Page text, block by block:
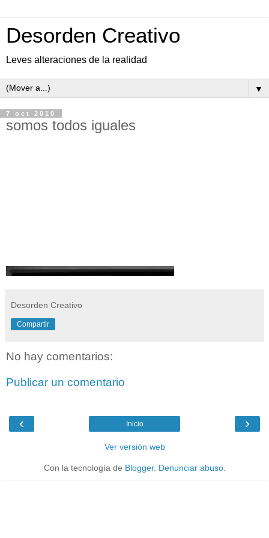
Desorden Creativo
Leves alteraciones de la realidad
▼
7 oct 2010
somos todos iguales
Desorden Creativo
Compartir
No hay comentarios:
Publicar un comentario
‹ ›
Inicio
Ver versión web
Con la tecnología de Blogger. Denunciar abuso.